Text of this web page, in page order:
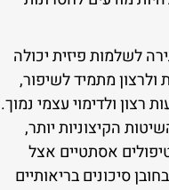
לשלמות פיזית יכולה
ולרצון מתמיד לשיפור,
רצון ולדימוי עצמי נמוך.
הקיצוניות יותר,
אסתטיים אצל
סיכונים בריאותיים